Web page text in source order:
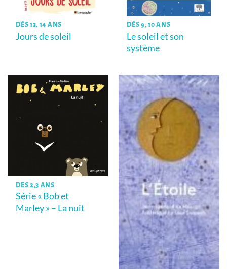
DÈS 13, 14 ANS
Jours de soleil
DÈS 9, 10 ANS
Le soleil et son
système
DÈS 2,3 ANS
Série « Bob et
Marley » – La nuit